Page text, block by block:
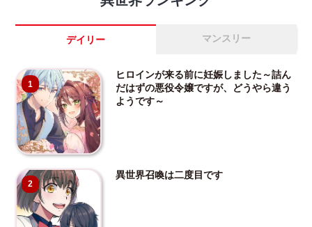
デイリー マンスリー
1
ヒロインが来る前に妊娠しました～詰ん
だはずの悪役令嬢ですが、どうやら違う
ようです～
2
異世界召喚は二度目です